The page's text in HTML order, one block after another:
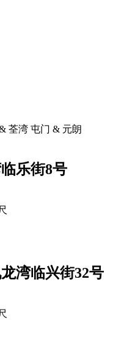
荃湾 屯门 & 元朗
乐街8号
湾临兴街32号